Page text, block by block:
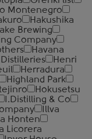
Montenegro
Hakushika
Brewing
Company
Havana
Henri
Herradura
Highland Park
Hokusetsu
I.Distilling & Co
Illva
Honten
Licorera